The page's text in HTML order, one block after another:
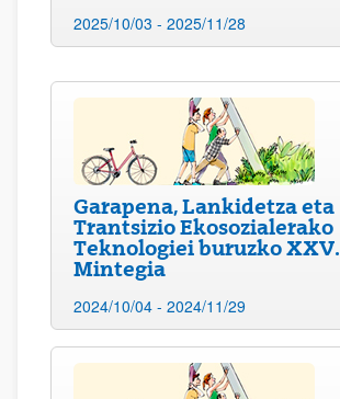
2025/10/03 - 2025/11/28
Garapena, Lankidetza eta
Trantsizio Ekosozialerako
Teknologiei buruzko XXV.
Mintegia
2024/10/04 - 2024/11/29